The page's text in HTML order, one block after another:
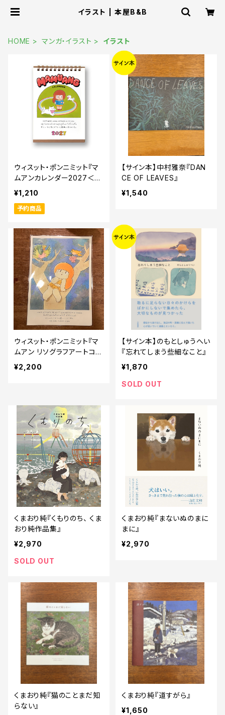
イラスト | 本屋B&B
HOME マンガ・イラスト イラスト
ウィスット・ポンニミット『マ
ムアンカレンダー2027＜初
回限定ステッカー付き＞』
¥1,210
予約商品
【サイン本】中村雅奈『DAN
CE OF LEAVES』
¥1,540
ウィスット・ポンニミット『マ
ムアン リソグラフアートコレ
クション A4』
¥2,200
【サイン本】のもとしゅうへい
『忘れてしまう些細なこと』
¥1,870
SOLD OUT
くまおり純『くもりのち、 くま
おり純作品集』
¥2,970
SOLD OUT
くまおり純『まないぬのまに
まに』
¥2,970
くまおり純『猫のことまだ知
らない』
くまおり純『道すがら』
¥1,650